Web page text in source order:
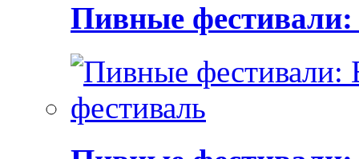
Пивные фестивали: